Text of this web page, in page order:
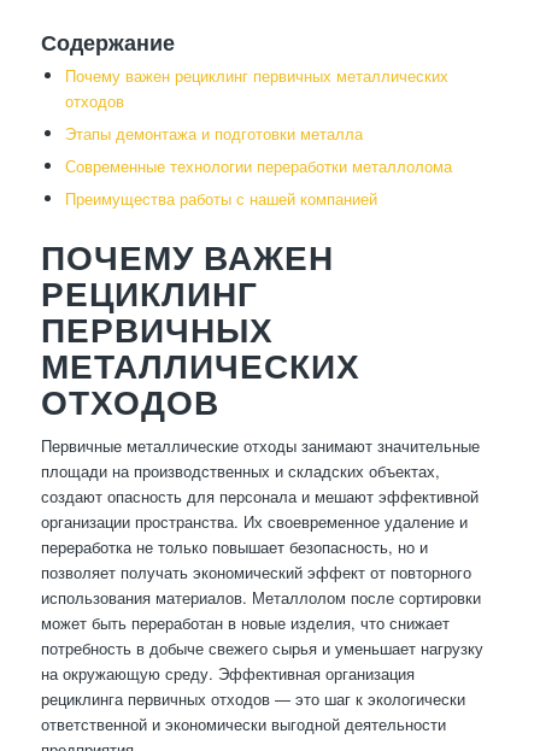
Содержание
Почему важен рециклинг первичных металлических
отходов
Этапы демонтажа и подготовки металла
Современные технологии переработки металлолома
Преимущества работы с нашей компанией
ПОЧЕМУ ВАЖЕН
РЕЦИКЛИНГ
ПЕРВИЧНЫХ
МЕТАЛЛИЧЕСКИХ
ОТХОДОВ
Первичные металлические отходы занимают значительные
площади на производственных и складских объектах,
создают опасность для персонала и мешают эффективной
организации пространства. Их своевременное удаление и
переработка не только повышает безопасность, но и
позволяет получать экономический эффект от повторного
использования материалов. Металлолом после сортировки
может быть переработан в новые изделия, что снижает
потребность в добыче свежего сырья и уменьшает нагрузку
на окружающую среду. Эффективная организация
рециклинга первичных отходов — это шаг к экологически
ответственной и экономически выгодной деятельности